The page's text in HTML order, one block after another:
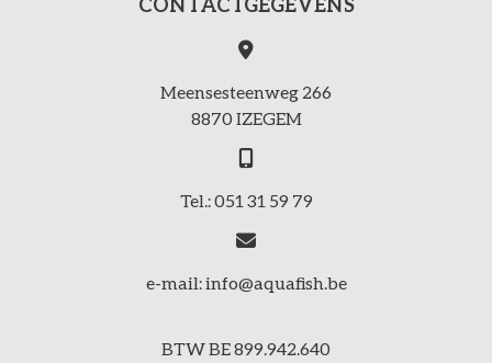
Meensesteenweg 266
8870 IZEGEM
Tel.: 051 31 59 79
e-mail: info@aquafish.be
BTW BE 899.942.640